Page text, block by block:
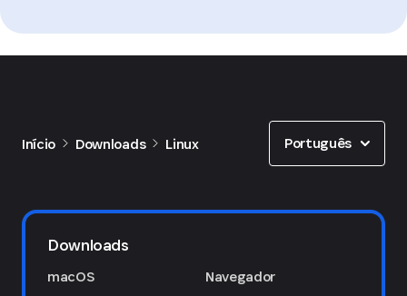
Início Downloads Linux Português
Downloads
macOS Navegador